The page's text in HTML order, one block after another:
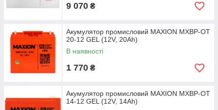
9 070 ₴
Акумулятор промисловий MAXION MXBP-OT
20-12 GEL (12V, 20Аh)
В наявності
1 770 ₴
Акумулятор промисловий MAXION MXBP-OT
14-12 GEL (12V, 14Аh)